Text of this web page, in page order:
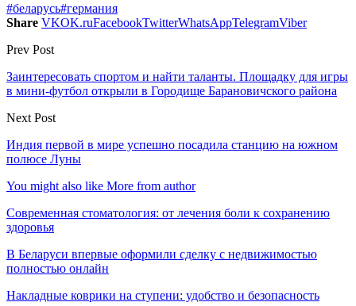
#беларусь#германия
Share VKOK.ruFacebookTwitterWhatsAppTelegramViber
Prev Post
Заинтересовать спортом и найти таланты. Площадку для игры
в мини-футбол открыли в Городище Барановичского района
Next Post
Индия первой в мире успешно посадила станцию на южном
полюсе Луны
You might also like More from author
Современная стоматология: от лечения боли к сохранению
здоровья
В Беларуси впервые оформили сделку с недвижимостью
полностью онлайн
Накладные коврики на ступени: удобство и безопасность